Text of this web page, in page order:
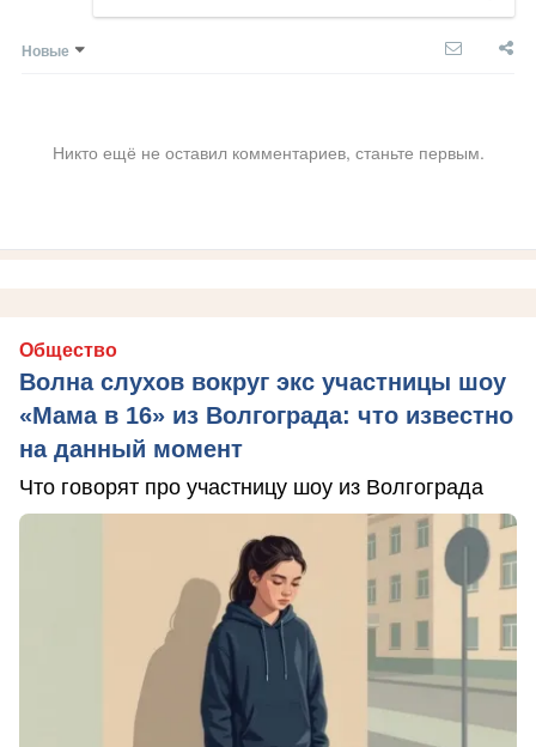
Новые
Никто ещё не оставил комментариев, станьте первым.
Общество
Волна слухов вокруг экс участницы шоу
«Мама в 16» из Волгограда: что известно
на данный момент
Что говорят про участницу шоу из Волгограда